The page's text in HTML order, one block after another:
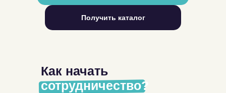
Получить каталог
Как начать
сотрудничество?